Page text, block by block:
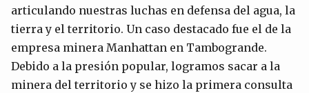
articulando nuestras luchas en defensa del agua, la
tierra y el territorio. Un caso destacado fue el de la
empresa minera Manhattan en Tambogrande.
Debido a la presión popular, logramos sacar a la
minera del territorio y se hizo la primera consulta